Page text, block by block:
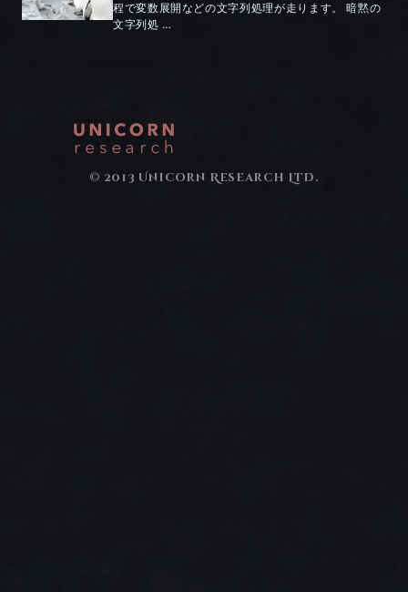
程で変数展開などの文字列処理が走ります。 暗黙の
文字列処 …
© 2013 Unicorn Research Ltd.